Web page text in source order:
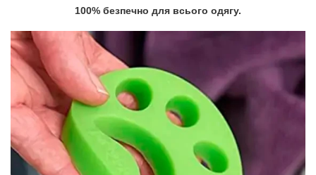
100% безпечно для всього одягу.